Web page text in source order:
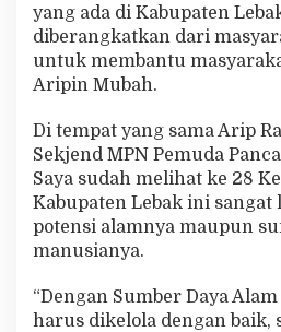
yang ada di Kabupaten
diberangkatkan dari
untuk membantu
Aripin Mubah.
Di tempat yang sama Arip
Sekjend MPN Pemuda
Saya sudah melihat ke 28
Kabupaten Lebak ini sangat
potensi alamnya maupun
manusianya.
“Dengan Sumber Daya
harus dikelola dengan baik,